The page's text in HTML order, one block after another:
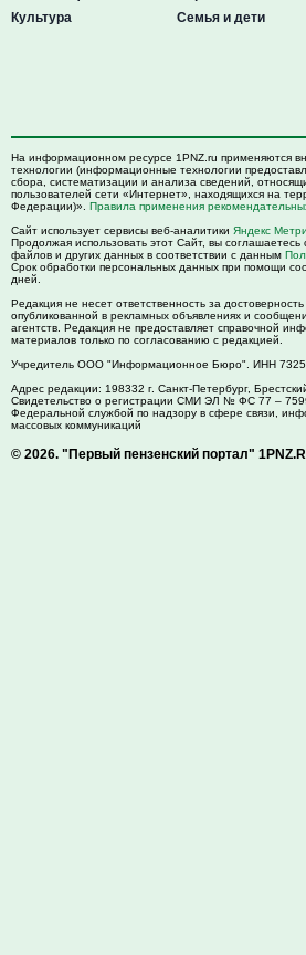
Культура
Семья и дети
На информационном ресурсе 1PNZ.ru применяются
технологии (информационные технологии
сбора, систематизации и анализа сведений,
пользователей сети «Интернет», находящихся на
Федерации)». Правила применения
Сайт использует сервисы веб-аналитики Яндекс
Продолжая использовать этот Сайт, вы соглашаетесь
файлов и других данных в соответствии с данным
Срок обработки персональных данных при помощи
дней.
Редакция не несет ответственность за
опубликованной в рекламных объявлениях и
агентств. Редакция не предоставляет справочной
материалов только по согласованию с редакцией.
Учредитель ООО "Информационное Бюро". ИНН
Адрес редакции: 198332 г. Санкт-Петербург,
Свидетельство о регистрации СМИ ЭЛ № ФС 77 –
Федеральной службой по надзору в сфере связи,
массовых коммуникаций
© 2026. "Первый пензенский портал"